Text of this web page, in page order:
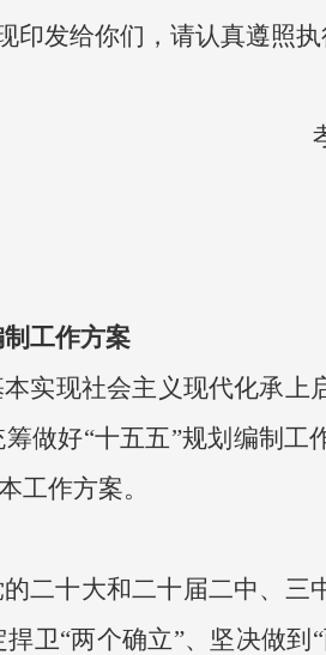
印发给你们，请认真遵照执
工作方案
实现社会主义现代化承上
做好“十五五”规划编制工
工作方案。
二十大和二十届二中、三
卫“两个确立”、坚决做到